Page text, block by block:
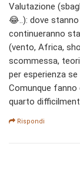
Valutazione
😂..): dove
continueranno
(vento, Africa,
scommessa,
per esperienza se
Comunque fanno
quarto
Rispondi